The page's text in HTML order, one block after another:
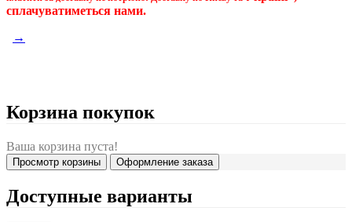
сплачуватиметься нами.
→
Корзина покупок
Ваша корзина пуста!
Просмотр корзины Оформление заказа
Доступные варианты